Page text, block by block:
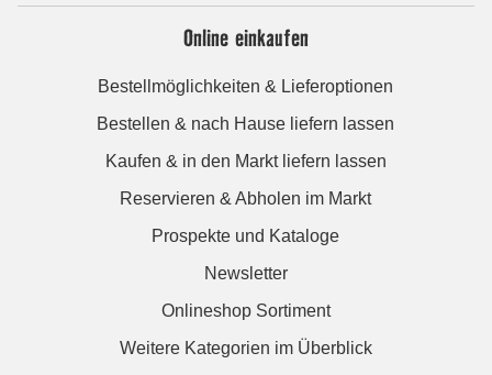
Online einkaufen
Bestellmöglichkeiten & Lieferoptionen
Bestellen & nach Hause liefern lassen
Kaufen & in den Markt liefern lassen
Reservieren & Abholen im Markt
Prospekte und Kataloge
Newsletter
Onlineshop Sortiment
Weitere Kategorien im Überblick